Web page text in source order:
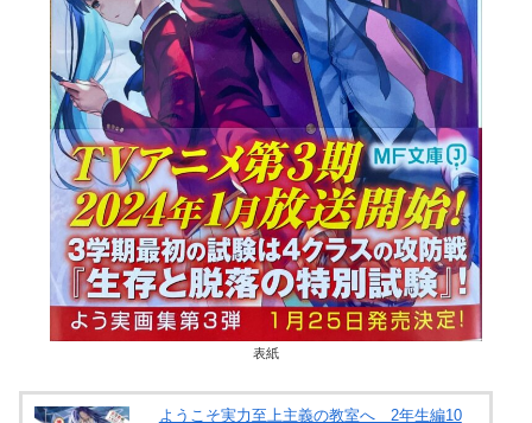
表紙
ようこそ実力至上主義の教室へ 2年生編10